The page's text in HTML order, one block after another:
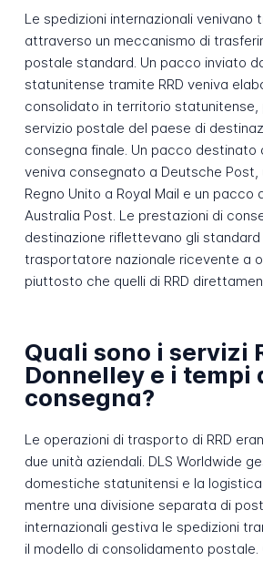
Le spedizioni internazionali venivano
attraverso un meccanismo di
postale standard. Un pacco inviato
statunitense tramite RRD veniva
consolidato in territorio statunitense,
servizio postale del paese di
consegna finale. Un pacco destinato
veniva consegnato a Deutsche Post,
Regno Unito a Royal Mail e un pacco
Australia Post. Le prestazioni di
destinazione riflettevano gli
trasportatore nazionale ricevente a
piuttosto che quelli di RRD
Quali sono i servizi
Donnelley e i tempi
consegna?
Le operazioni di trasporto di RRD
due unità aziendali. DLS Worldwide
domestiche statunitensi e la
mentre una divisione separata di
internazionali gestiva le spedizioni
il modello di consolidamento postale.